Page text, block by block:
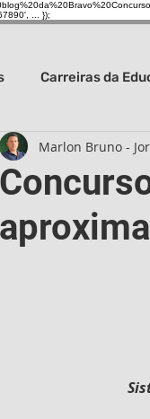
... });
Carreiras da
administrativas
prisional
Marlon Bruno -